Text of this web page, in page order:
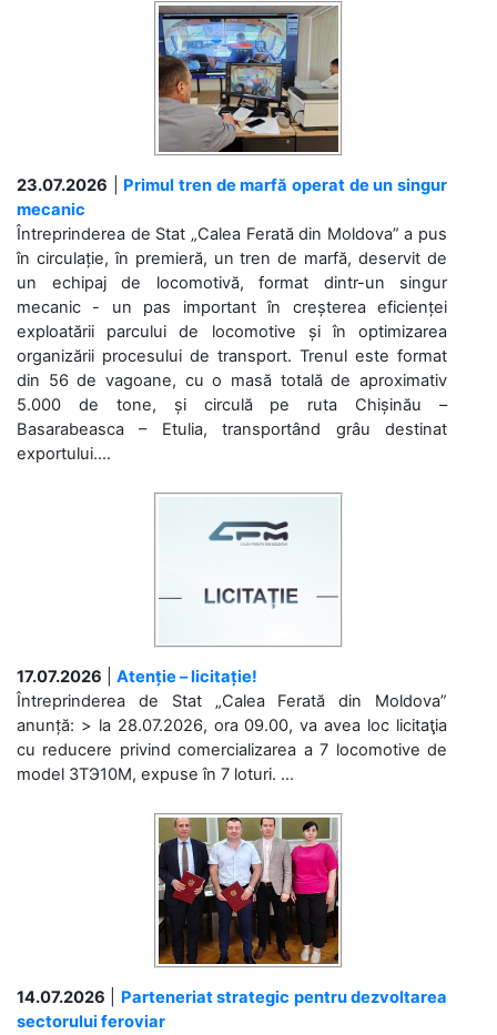
23.07.2026
Primul tren de marfă operat de un singur
mecanic
Întreprinderea de Stat „Calea Ferată din Moldova” a pus
în circulație, în premieră, un tren de marfă, deservit de
un echipaj de locomotivă, format dintr-un singur
mecanic - un pas important în creșterea eficienței
exploatării parcului de locomotive și în optimizarea
organizării procesului de transport. Trenul este format
din 56 de vagoane, cu o masă totală de aproximativ
5.000 de tone, și circulă pe ruta Chișinău –
Basarabeasca – Etulia, transportând grâu destinat
exportului....
17.07.2026
Atenție – licitație!
Întreprinderea de Stat „Calea Ferată din Moldova”
anunță: > la 28.07.2026, ora 09.00, va avea loc licitaţia
cu reducere privind comercializarea a 7 locomotive de
model 3ТЭ10М, expuse în 7 loturi. ...
14.07.2026
Parteneriat strategic pentru dezvoltarea
sectorului feroviar